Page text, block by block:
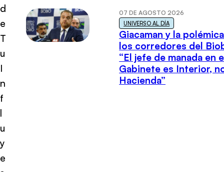
d
e
T
u
I
n
f
l
u
y
e
07 DE AGOSTO 2026
UNIVERSO AL DÍA
Giacaman y la
los corredores del
“El jefe de manada en
Gabinete es Interior,
Hacienda”